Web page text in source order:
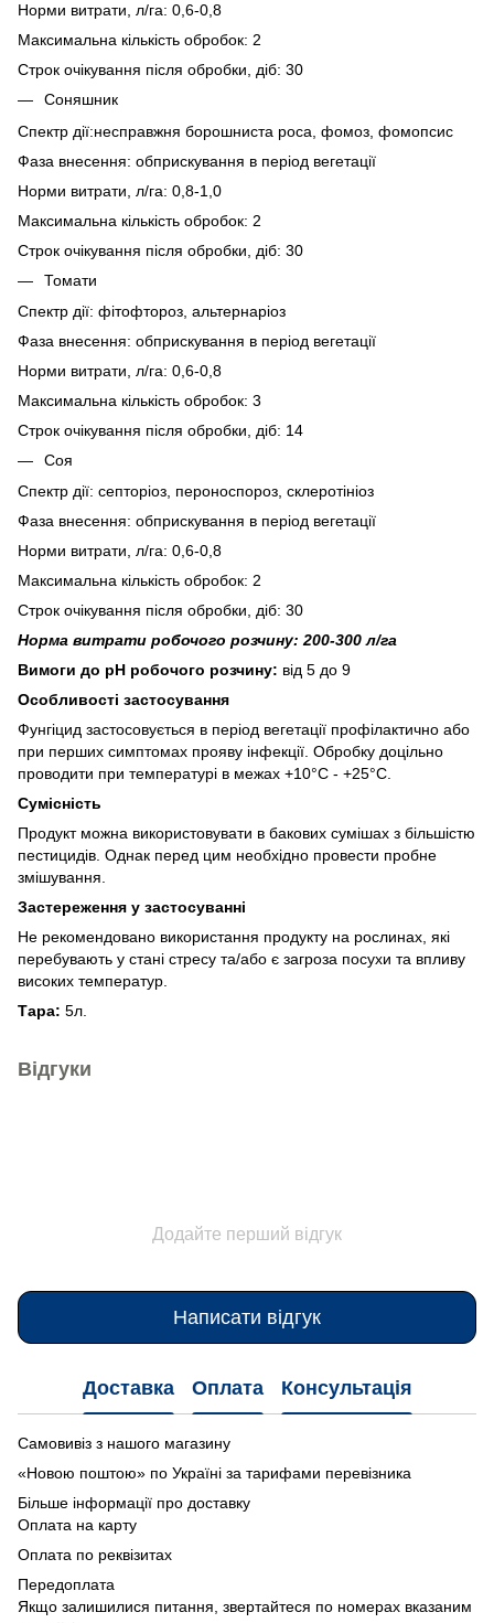
Норми витрати, л/га: 0,6-0,8
Максимальна кількість обробок: 2
Строк очікування після обробки, діб: 30
Соняшник
Спектр дії:несправжня борошниста роса, фомоз, фомопсис
Фаза внесення: обприскування в період вегетації
Норми витрати, л/га: 0,8-1,0
Максимальна кількість обробок: 2
Строк очікування після обробки, діб: 30
Томати
Спектр дії: фітофтороз, альтернаріоз
Фаза внесення: обприскування в період вегетації
Норми витрати, л/га: 0,6-0,8
Максимальна кількість обробок: 3
Строк очікування після обробки, діб: 14
Соя
Спектр дії: септоріоз, пероноспороз, склеротініоз
Фаза внесення: обприскування в період вегетації
Норми витрати, л/га: 0,6-0,8
Максимальна кількість обробок: 2
Строк очікування після обробки, діб: 30
Норма витрати робочого розчину: 200-300 л/га
Вимоги до рН робочого розчину: від 5 до 9
Особливості застосування
Фунгіцид застосовується в період вегетації профілактично або
при перших симптомах прояву інфекції. Обробку доцільно
проводити при температурі в межах +10°С - +25°С.
Сумісність
Продукт можна використовувати в бакових сумішах з більшістю
пестицидів. Однак перед цим необхідно провести пробне
змішування.
Застереження у застосуванні
Не рекомендовано використання продукту на рослинах, які
перебувають у стані стресу та/або є загроза посухи та впливу
високих температур.
Тара: 5л.
Відгуки
Додайте перший відгук
Написати відгук
Доставка Оплата Консультація
Самовивіз з нашого магазину
«Новою поштою» по Україні за тарифами перевізника
Більше інформації про доставку
Оплата на карту
Оплата по реквізитах
Передоплата
Якщо залишилися питання, звертайтеся по номерах вказаним